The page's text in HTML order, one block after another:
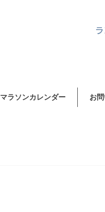
マラソンカレンダー お